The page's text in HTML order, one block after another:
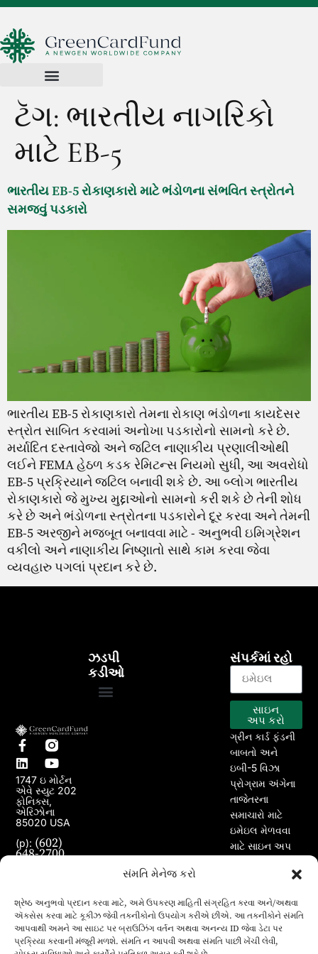
સંમતિ મેનેજ કરો
શ્રેષ્ઠ અનુભવો પ્રદાન કરવા માટે, અમે ઉપકરણ માહિતી સંગ્રહિત કરવા અને/અથવા
ઍક્સેસ કરવા માટે કૂકીઝ જેવી તકનીકોનો ઉપયોગ કરીએ છીએ. આ તકનીકોને સંમતિ
આપવાથી અમને આ સાઇટ પર બ્રાઉઝિંગ વર્તન અથવા અનન્ય ID જેવા ડેટા પર
પ્રક્રિયા કરવાની મંજૂરી મળશે. સંમતિ ન આપવી અથવા સંમતિ પાછી ખેંચી લેવી,
ટૅગ: ભારતીય નાગરિકો
માટે EB-5
ભારતીય EB-5 રોકાણકારો માટે ભંડોળના સંભવિત સ્ત્રોતને
સમજવું પડકારો
ભારતીય EB-5 રોકાણકારો તેમના રોકાણ ભંડોળના કાયદેસર
સ્ત્રોત સાબિત કરવામાં અનોખા પડકારોનો સામનો કરે છે.
મર્યાદિત દસ્તાવેજો અને જટિલ નાણાકીય પ્રણાલીઓથી
લઈને FEMA હેઠળ કડક રેમિટન્સ નિયમો સુધી, આ અવરોધો
EB-5 પ્રક્રિયાને જટિલ બનાવી શકે છે. આ બ્લોગ ભારતીય
રોકાણકારો જે મુખ્ય મુદ્દાઓનો સામનો કરી શકે છે તેની શોધ
કરે છે અને ભંડોળના સ્ત્રોતના પડકારોને દૂર કરવા અને તેમની
EB-5 અરજીને મજબૂત બનાવવા માટે - અનુભવી ઇમિગ્રેશન
વકીલો અને નાણાકીય નિષ્ણાતો સાથે કામ કરવા જેવા
વ્યવહારુ પગલાં પ્રદાન કરે છે.
1747 ઇ મોર્ટન
એવે સ્યુટ 202
ફોનિક્સ,
એરિઝોના
85020 USA
(p): (602)
648-2700
info@greencardfund.com
ઝડપી
કડીઓ
સંપર્કમાં રહો
સાઇન
અપ કરો
ગ્રીન કાર્ડ ફંડની
બાબતો અને
ઇબી-5 વિઝા
પ્રોગ્રામ અંગેના
તાજેતરના
સમાચારો માટે
ઇમેઇલ મેળવવા
માટે સાઇન અપ